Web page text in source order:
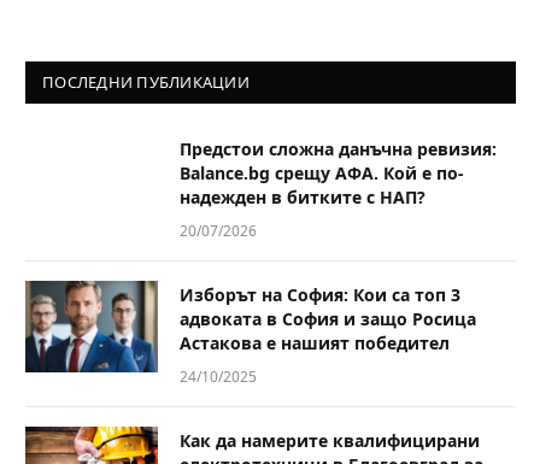
ПОСЛЕДНИ ПУБЛИКАЦИИ
Предстои сложна данъчна ревизия:
Balance.bg срещу АФА. Кой е по-
надежден в битките с НАП?
20/07/2026
Изборът на София: Кои са топ 3
адвоката в София и защо Росица
Астакова е нашият победител
24/10/2025
Как да намерите квалифицирани